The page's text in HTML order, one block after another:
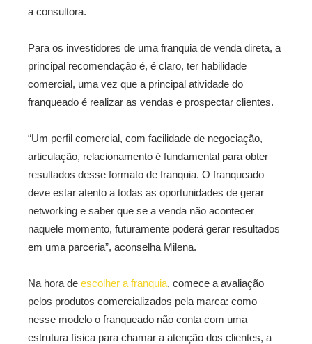
a consultora.
Para os investidores de uma franquia de venda direta, a
principal recomendação é, é claro, ter habilidade
comercial, uma vez que a principal atividade do
franqueado é realizar as vendas e prospectar clientes.
“Um perfil comercial, com facilidade de negociação,
articulação, relacionamento é fundamental para obter
resultados desse formato de franquia. O franqueado
deve estar atento a todas as oportunidades de gerar
networking e saber que se a venda não acontecer
naquele momento, futuramente poderá gerar resultados
em uma parceria”, aconselha Milena.
Na hora de escolher a franquia, comece a avaliação
pelos produtos comercializados pela marca: como
nesse modelo o franqueado não conta com uma
estrutura física para chamar a atenção dos clientes, a